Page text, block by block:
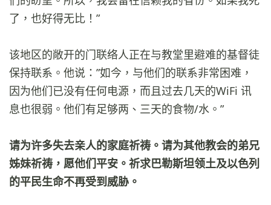
了，也好得无比！”
该地区的敞开的门联络人正在与教堂里避难的基督徒
保持联系。他说：”如今，与他们的联系非常困难，
因为他们已没有任何电源，而且过去几天的WiFi 讯
息也很弱。他们有足够两、三天的食物/水。”
请为许多失去亲人的家庭祈祷。请为其他教会的弟兄
姊妹祈祷，愿他们平安。祈求巴勒斯坦领土及以色列
的平民生命不再受到威胁。